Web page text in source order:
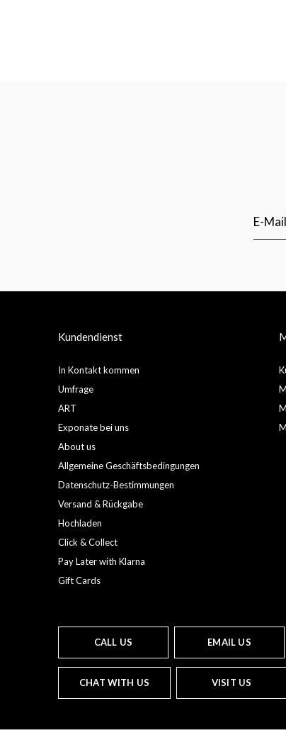
Kundendienst
In Kontakt kommen
Umfrage
ART
Exponate bei uns
About us
Allgemeine Geschäftsbedingungen
Datenschutz-Bestimmungen
Versand & Rückgabe
Hochladen
Click & Collect
Pay Later with Klarna
Gift Cards
CALL US EMAIL US
CHAT WITH US VISIT US